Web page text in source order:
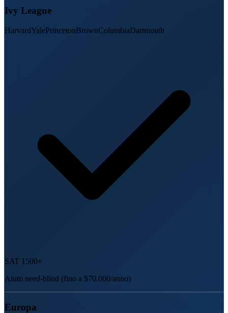
Ivy League
HarvardYalePrincetonBrownColumbiaDartmouth
SAT 1500+
Aiuto need-blind (fino a $70.000/anno)
Europa